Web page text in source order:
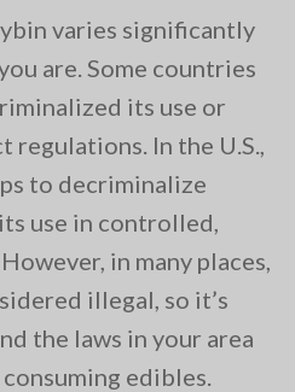
varies significantly
are. Some countries
its use or
In the U.S.,
to decriminalize
use in controlled,
in many places,
illegal, so it’s
the laws in your area
edibles.